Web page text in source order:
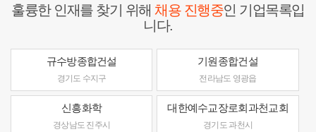
훌륭한 인재를 찾기 위해채용 진행중인 기업목록입
니다.
규수방종합건설
경기도 수지구
기원종합건설
전라남도 영광읍
신흥화학
경상남도 진주시
대한예수교장로회과천교회
경기도 과천시